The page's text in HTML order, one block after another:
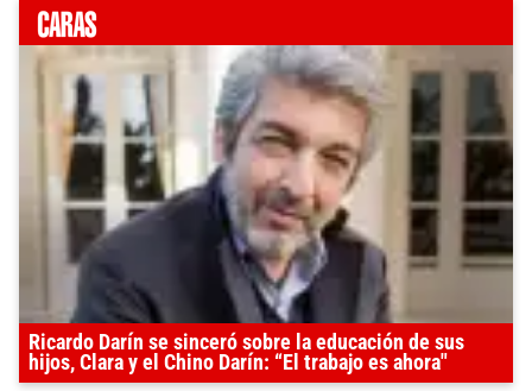
Ricardo Darín se sinceró sobre la educación de sus
hijos, Clara y el Chino Darín: “El trabajo es ahora"